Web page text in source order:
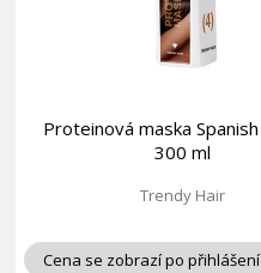
Proteinová maska
300 ml
Trendy Hair
Cena se zobrazí po přihlášení